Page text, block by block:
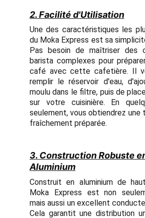
2. Facilité d'Utilisation
Une des caractéristiques les
du Moka Express est sa
Pas besoin de maîtriser des
barista complexes pour
café avec cette cafetière. Il
remplir le réservoir d'eau,
moulu dans le filtre, puis de
sur votre cuisinière. En
seulement, vous obtiendrez une
fraîchement préparée.
3. Construction Robuste
Aluminium
Construit en aluminium de
Moka Express est non
mais aussi un excellent
Cela garantit une distribution